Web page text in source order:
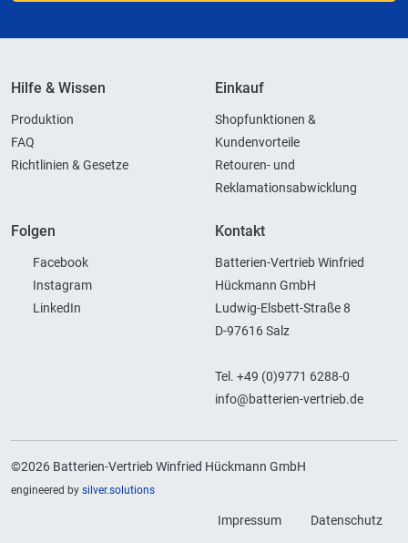
Hilfe & Wissen
Produktion
FAQ
Richtlinien & Gesetze
Einkauf
Shopfunktionen &
Kundenvorteile
Retouren- und
Reklamationsabwicklung
Folgen
Facebook
Instagram
LinkedIn
Kontakt
Batterien-Vertrieb Winfried
Hückmann GmbH
Ludwig-Elsbett-Straße 8
D-97616 Salz
Tel. +49 (0)9771 6288-0
info@batterien-vertrieb.de
©2026 Batterien-Vertrieb Winfried Hückmann GmbH
engineered by silver.solutions
Impressum Datenschutz